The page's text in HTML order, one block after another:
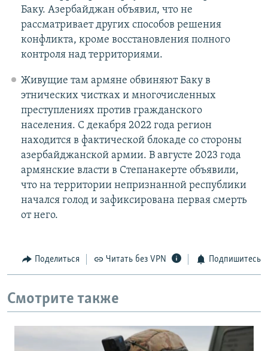
Баку. Азербайджан объявил, что не
рассматривает других способов решения
конфликта, кроме восстановления полного
контроля над территориями.
Живущие там армяне обвиняют Баку в
этнических чистках и многочисленных
преступлениях против гражданского
населения. С декабря 2022 года регион
находится в фактической блокаде со стороны
азербайджанской армии. В августе 2023 года
армянские власти в Степанакерте объявили,
что на территории непризнанной республики
начался голод и зафиксирована первая смерть
от него.
Поделиться Читать без VPN Подпишитесь
Смотрите также